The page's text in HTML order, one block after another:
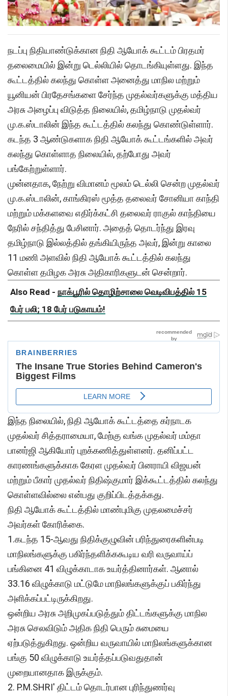
நடப்பு நிதியாண்டுக்கான நிதி ஆயோக் கூட்டம் பிரதமர்
தலைமையில் இன்று டெல்லியில் தொடங்கியுள்ளது. இந்த
கூட்டத்தில் கலந்து கொள்ள அனைத்து மாநில மற்றும்
யூனியன் பிரதேசங்களை சேர்ந்த முதல்வர்களுக்கு மத்திய
அரசு அழைப்பு விடுத்த நிலையில், தமிழ்நாடு முதல்வர்
மு.க.ஸ்டாலின் இந்த கூட்டத்தில் கலந்து கொண்டுள்ளார்.
கடந்த 3 ஆண்டுகளாக நிதி ஆயோக் கூட்டங்களில் அவர்
கலந்து கொள்ளாத நிலையில், தற்போது அவர்
பங்கேற்றுள்ளார்.
முன்னதாக, நேற்று விமானம் மூலம் டெல்லி சென்ற முதல்வர்
மு.க.ஸ்டாலின், காங்கிரஸ் மூத்த தலைவர் சோனியா காந்தி
மற்றும் மக்களவை எதிர்க்கட்சி தலைவர் ராகுல் காந்தியை
நேரில் சந்தித்து பேசினார். அதைத் தொடர்ந்து இரவு
தமிழ்நாடு இல்லத்தில் தங்கியிருந்த அவர், இன்று காலை
11 மணி அளவில் நிதி ஆயோக் கூட்டத்தில் கலந்து
கொள்ள தமிழக அரசு அதிகாரிகளுடன் சென்றார்.
Also Read - நாக்பூரில் தொழிற்சாலை வெடிவிபத்தில் 15
பேர் பலி; 18 பேர் படுகாயம்!
இந்த நிலையில், நிதி ஆயோக் கூட்டத்தை கர்நாடக
முதல்வர் சித்தராமையா, மேற்கு வங்க முதல்வர் மம்தா
பானர்ஜி ஆகியோர் புறக்கணித்துள்ளனர். தனிப்பட்ட
காரணங்களுக்காக கேரள முதல்வர் பினராயி விஜயன்
மற்றும் பீகார் முதல்வர் நிதிஷ்குமார் இக்கூட்டத்தில் கலந்து
கொள்ளவில்லை என்பது குறிப்பிடத்தக்கது.
நிதி ஆயோக் கூட்டத்தில் மாண்புமிகு முதலமைச்சர்
அவர்கள் கோரிக்கை.
1.கடந்த 15-ஆவது நிதிக்குழுவின் பரிந்துரைகளின்படி
மாநிலங்களுக்கு பகிர்ந்தளிக்ககூடிய வரி வருவாய்ப்
பங்கினை 41 விழுக்காடாக உயர்த்தினார்கள். ஆனால்
33.16 விழுக்காடு மட்டுமே மாநிலங்களுக்குப் பகிர்ந்து
அளிக்கப்பட்டிருக்கிறது.
ஒன்றிய அரசு அறிமுகப்படுத்தும் திட்டங்களுக்கு மாநில
அரசு செலவிடும் அதிக நிதி பெரும் சுமையை
ஏற்படுத்துகிறது. ஒன்றிய வருவாயில் மாநிலங்களுக்கான
பங்கு 50 விழுக்காடு உயர்த்தப்படுவதுதான்
முறையானதாக இருக்கும்.
2. P.M.SHRI' திட்டம் தொடர்பான புரிந்துணர்வு